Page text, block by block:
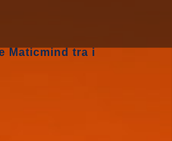
Maticmind tra i